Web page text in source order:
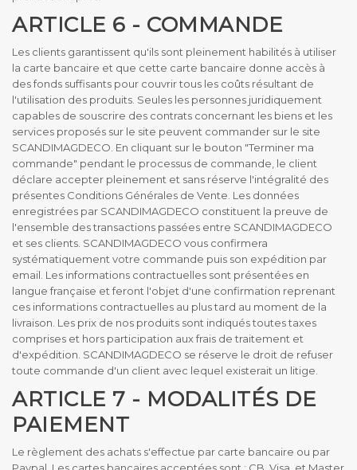
ARTICLE 6 - COMMANDE
Les clients garantissent qu'ils sont pleinement habilités à utiliser
la carte bancaire et que cette carte bancaire donne accès à
des fonds suffisants pour couvrir tous les coûts résultant de
l'utilisation des produits. Seules les personnes juridiquement
capables de souscrire des contrats concernant les biens et les
services proposés sur le site peuvent commander sur le site
SCANDIMAGDECO. En cliquant sur le bouton "Terminer ma
commande" pendant le processus de commande, le client
déclare accepter pleinement et sans réserve l'intégralité des
présentes Conditions Générales de Vente. Les données
enregistrées par SCANDIMAGDECO constituent la preuve de
l'ensemble des transactions passées entre SCANDIMAGDECO
et ses clients. SCANDIMAGDECO vous confirmera
systématiquement votre commande puis son expédition par
email. Les informations contractuelles sont présentées en
langue française et feront l'objet d'une confirmation reprenant
ces informations contractuelles au plus tard au moment de la
livraison. Les prix de nos produits sont indiqués toutes taxes
comprises et hors participation aux frais de traitement et
d'expédition. SCANDIMAGDECO se réserve le droit de refuser
toute commande d'un client avec lequel existerait un litige.
ARTICLE 7 - MODALITÉS DE
PAIEMENT
Le règlement des achats s'effectue par carte bancaire ou par